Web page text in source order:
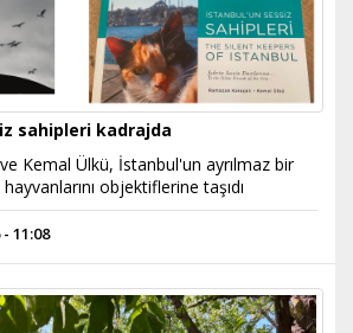
sahipleri kadrajda
Kemal Ülkü, İstanbul'un ayrılmaz bir
objektiflerine taşıdı
11:08